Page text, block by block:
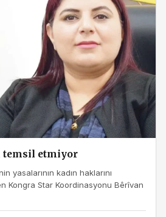
temsil etmiyor
yasalarının kadın haklarını
Kongra Star Koordinasyonu Bêrîvan